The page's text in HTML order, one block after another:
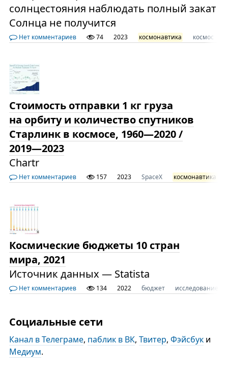
солнцестояния наблюдать полный закат
Солнца не получится
Нет комментариев 74 2023 космонавтика космос
Стоимость отправки 1 кг груза
на орбиту и количество спутников
Старлинк в космосе, 1960—2020 /
2019—2023
Chartr
Нет комментариев 157 2023 SpaceX космонавтика
Космические бюджеты 10 стран
мира, 2021
Источник данных — Statista
Нет комментариев 134 2022 бюджет исследование
Социальные сети
Канал в Телеграме, паблик в ВК, Твитер, Фэйсбуки
Медиум.